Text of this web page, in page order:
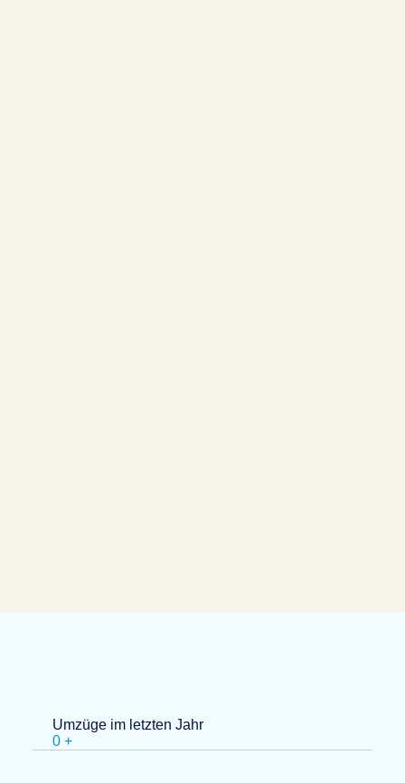
Umzüge im letzten Jahr
0 +